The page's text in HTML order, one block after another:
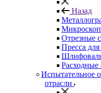
Назад
Отрезные
Пресса для
Расходные
Испытательное
отрасли